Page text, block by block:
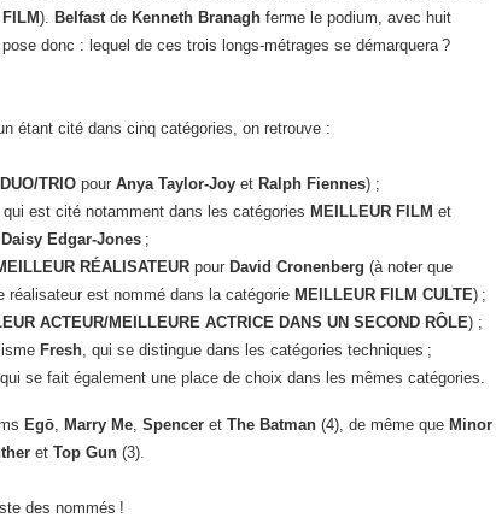
). Belfast de Kenneth Branagh ferme le podium, avec huit
donc : lequel de ces trois longs-métrages se démarquera ?
étant cité dans cinq catégories, on retrouve :
TRIO pour Anya Taylor-Joy et Ralph Fiennes) ;
, qui est cité notamment dans les catégories MEILLEUR FILM et
Daisy Edgar-Jones ;
RÉALISATEUR pour David Cronenberg (à noter que
réalisateur est nommé dans la catégorie MEILLEUR FILM CULTE) ;
ACTEUR/MEILLEURE ACTRICE DANS UN SECOND RÔLE) ;
Fresh , qui se distingue dans les catégories techniques ;
, qui se fait également une place de choix dans les mêmes catégories.
Egō Marry Me Spencer et The Batman (4), de même que Minor
et Top Gun (3).
des nommés !